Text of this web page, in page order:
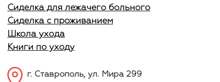
Сиделка для лежачего больного
Сиделка с проживанием
Школа ухода
Книги по уходу
г. Ставрополь, ул. Мира 299